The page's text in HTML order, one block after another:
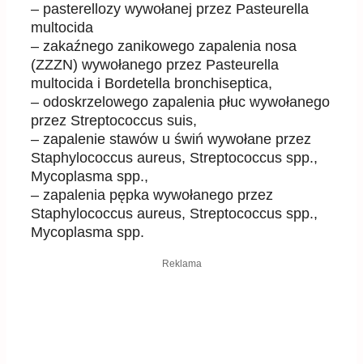
– pasterellozy wywołanej przez Pasteurella
multocida
– zakaźnego zanikowego zapalenia nosa
(ZZZN) wywołanego przez Pasteurella
multocida i Bordetella bronchiseptica,
– odoskrzelowego zapalenia płuc wywołanego
przez Streptococcus suis,
– zapalenie stawów u świń wywołane przez
Staphylococcus aureus, Streptococcus spp.,
Mycoplasma spp.,
– zapalenia pępka wywołanego przez
Staphylococcus aureus, Streptococcus spp.,
Mycoplasma spp.
Reklama